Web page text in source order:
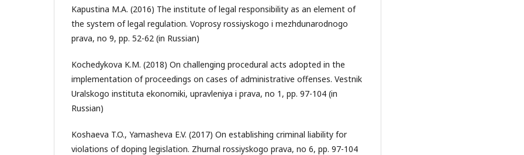
Kapustina M.A. (2016) The institute of legal responsibility as an element of
the system of legal regulation. Voprosy rossiyskogo i mezhdunarodnogo
prava, no 9, pp. 52-62 (in Russian)
Kochedykova K.M. (2018) On challenging procedural acts adopted in the
implementation of proceedings on cases of administrative offenses. Vestnik
Uralskogo instituta ekonomiki, upravleniya i prava, no 1, pp. 97-104 (in
Russian)
Koshaeva T.O., Yamasheva E.V. (2017) On establishing criminal liability for
violations of doping legislation. Zhurnal rossiyskogo prava, no 6, pp. 97-104